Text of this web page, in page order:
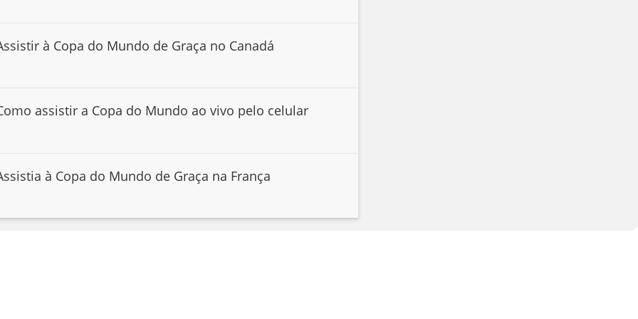
à Copa do Mundo de Graça no Canadá
assistir a Copa do Mundo ao vivo pelo celular
à Copa do Mundo de Graça na França